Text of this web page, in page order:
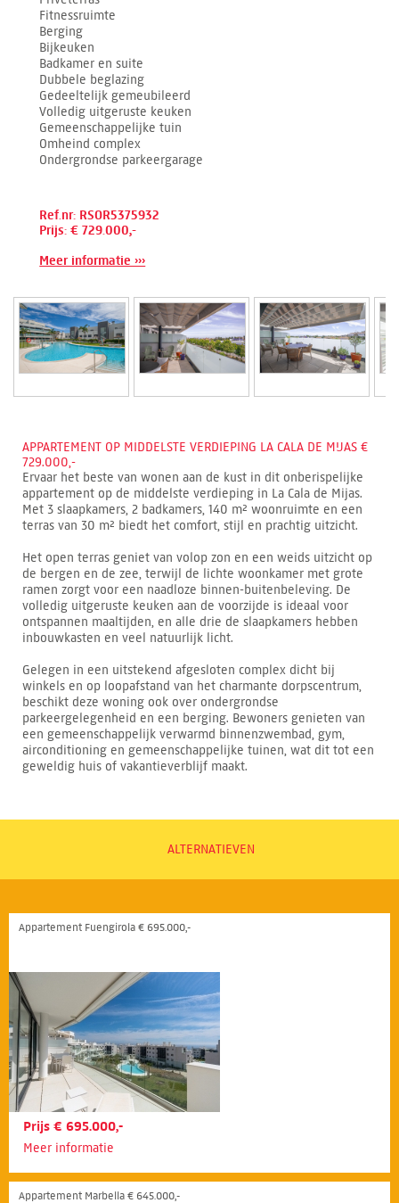
Fitnessruimte
Berging
Bijkeuken
Badkamer en suite
Dubbele beglazing
Gedeeltelijk gemeubileerd
Volledig uitgeruste keuken
Gemeenschappelijke tuin
Omheind complex
Ondergrondse parkeergarage
Ref.nr: RSOR5375932
Prijs: € 729.000,-
Meer informatie ›››
APPARTEMENT OP MIDDELSTE VERDIEPING LA CALA DE MIJAS €
729.000,-
Ervaar het beste van wonen aan de kust in dit onberispelijke
appartement op de middelste verdieping in La Cala de Mijas.
Met 3 slaapkamers, 2 badkamers, 140 m² woonruimte en een
terras van 30 m² biedt het comfort, stijl en prachtig uitzicht.
Het open terras geniet van volop zon en een weids uitzicht op
de bergen en de zee, terwijl de lichte woonkamer met grote
ramen zorgt voor een naadloze binnen-buitenbeleving. De
volledig uitgeruste keuken aan de voorzijde is ideaal voor
ontspannen maaltijden, en alle drie de slaapkamers hebben
inbouwkasten en veel natuurlijk licht.
Gelegen in een uitstekend afgesloten complex dicht bij
winkels en op loopafstand van het charmante dorpscentrum,
beschikt deze woning ook over ondergrondse
parkeergelegenheid en een berging. Bewoners genieten van
een gemeenschappelijk verwarmd binnenzwembad, gym,
airconditioning en gemeenschappelijke tuinen, wat dit tot een
geweldig huis of vakantieverblijf maakt.
ALTERNATIEVEN
Appartement Fuengirola € 695.000,-
Prijs € 695.000,-
Meer informatie
Appartement Marbella € 645.000,-